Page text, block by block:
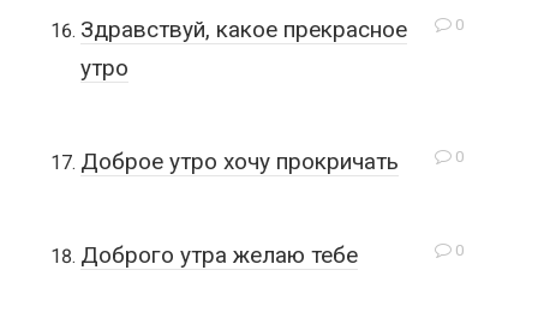
0
Здравствуй, какое прекрасное
утро
0
Доброе утро хочу прокричать
0
Доброго утра желаю тебе